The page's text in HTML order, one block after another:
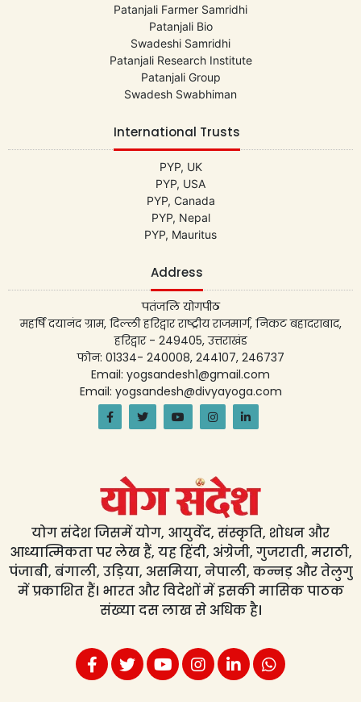
Patanjali Farmer Samridhi
Patanjali Bio
Swadeshi Samridhi
Patanjali Research Institute
Patanjali Group
Swadesh Swabhiman
International Trusts
PYP, UK
PYP, USA
PYP, Canada
PYP, Nepal
PYP, Mauritus
Address
पतंजलि योगपीठ
महर्षि दयानंद ग्राम, दिल्ली हरिद्वार राष्ट्रीय राजमार्ग, निकट बहादराबाद,
हरिद्वार - 249405, उत्तराखंड
फोन: 01334- 240008, 244107, 246737
Email: yogsandesh1@gmail.com
Email: yogsandesh@divyayoga.com
योग संदेश जिसमें योग, आयुर्वेद, संस्कृति, शोधन और
आध्यात्मिकता पर लेख हैं, यह हिंदी, अंग्रेजी, गुजराती, मराठी,
पंजाबी, बंगाली, उड़िया, असमिया, नेपाली, कन्नड़ और तेलुगु
में प्रकाशित हैं। भारत और विदेशों में इसकी मासिक पाठक
संख्या दस लाख से अधिक है।